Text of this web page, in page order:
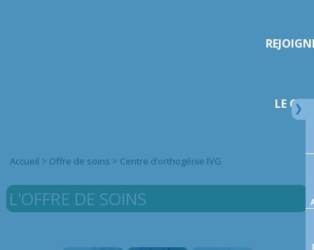
LE
Accueil > Offre de soins > Centre d’orthogénie IVG
L'OFFRE DE SOINS